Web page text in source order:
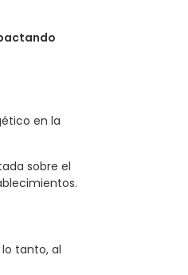
en la
sobre el
tanto, al